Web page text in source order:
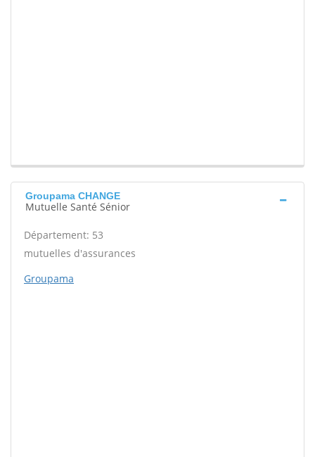
Groupama CHANGE
Mutuelle Santé Sénior
Département: 53
mutuelles d'assurances
Groupama